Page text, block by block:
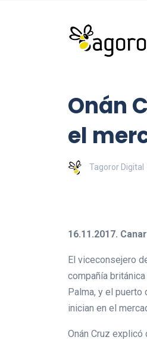
Onán
el
Tagoror Digital
16.11.2017.
El viceconsejero
compañía
Palma, y el
inician en el
Onán Cruz